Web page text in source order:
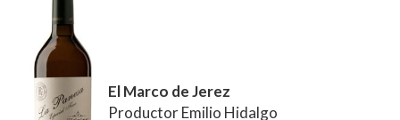
El Marco de Jerez
Productor Emilio Hidalgo